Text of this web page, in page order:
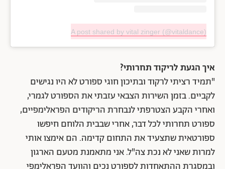
A post shared by vital zinger (@vitaldance)
איך הגעת לריקוד תחרותי?
"תמיד רציתי לרקוד ובתיכון חוגי ספורט לא היו נגישים
לקביים. בזמן השירות הצבאי עזבתי את הספורט לגמרי,
ואחרי הקבע הצטרפתי לנבחרת הריקודים הפראלימפיים,
ספורט תחרותי לכל דבר, אחרי שבבית הלוחם חיפשו
ספורטאית שתצעיד את התחום קדימה. הם אימצו אותי
למרות שאני לא נכת צה"ל. אני מתאמנת מטעם הארגון